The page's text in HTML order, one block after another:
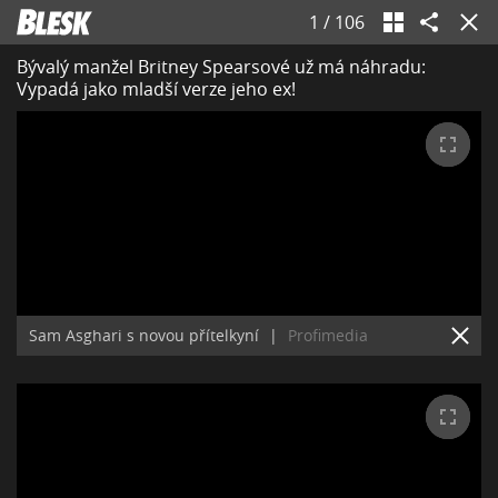
1 / 106
Bývalý manžel Britney Spearsové už má náhradu:
Vypadá jako mladší verze jeho ex!
Sam Asghari s novou přítelkyní | Profimedia